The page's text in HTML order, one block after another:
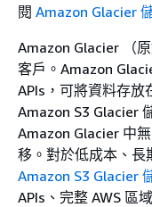
閱 Amazon Glacier
Amazon Glacier （
客戶。Amazon
APIs，可將資料存放
Amazon S3 Glacier
Amazon Glacier 中
移。對於低成本、長
Amazon S3 Glacier
APIs、完整 AWS 區